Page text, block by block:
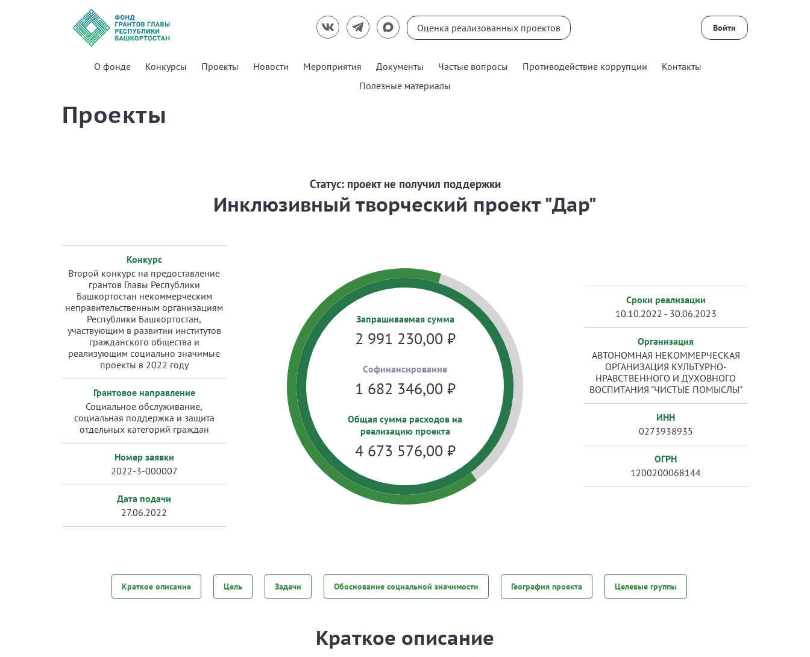
Войти
О фонде Конкурсы Проекты Новости Мероприятия Документы Частые вопросы Противодействие коррупции
Контакты
Полезные материалы
Проекты
Статус: проект не получил поддержки
Инклюзивный творческий проект "Дар"
Конкурс
Второй конкурс на предоставление
грантов Главы Республики
Башкортостан некоммерческим
неправительственным организациям
Республики Башкортостан,
участвующим в развитии институтов
гражданского общества и
реализующим социально значимые
проекты в 2022 году
Грантовое направление
Социальное обслуживание,
социальная поддержка и защита
отдельных категорий граждан
Номер заявки
2022-3-000007
Дата подачи
27.06.2022
Запрашиваемая сумма
2 991 230,00 ₽
Cофинансирование
1 682 346,00 ₽
Общая сумма расходов на
реализацию проекта
4 673 576,00 ₽
Сроки реализации
10.10.2022 - 30.06.2023
Организация
АВТОНОМНАЯ НЕКОММЕРЧЕСКАЯ
ОРГАНИЗАЦИЯ КУЛЬТУРНО-
НРАВСТВЕННОГО И ДУХОВНОГО
ВОСПИТАНИЯ "ЧИСТЫЕ ПОМЫСЛЫ"
ИНН
0273938935
ОГРН
1200200068144
Краткое описание Цель Задачи Обоснование социальной значимости География проекта Целевые группы
Краткое описание